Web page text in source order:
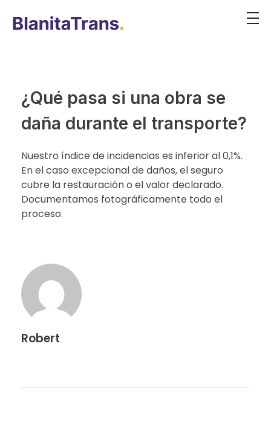
¿Qué pasa si una obra se
daña durante el transporte?
Nuestro índice de incidencias es inferior al 0,1%.
En el caso excepcional de daños, el seguro
cubre la restauración o el valor declarado.
Documentamos fotográficamente todo el
proceso.
Robert